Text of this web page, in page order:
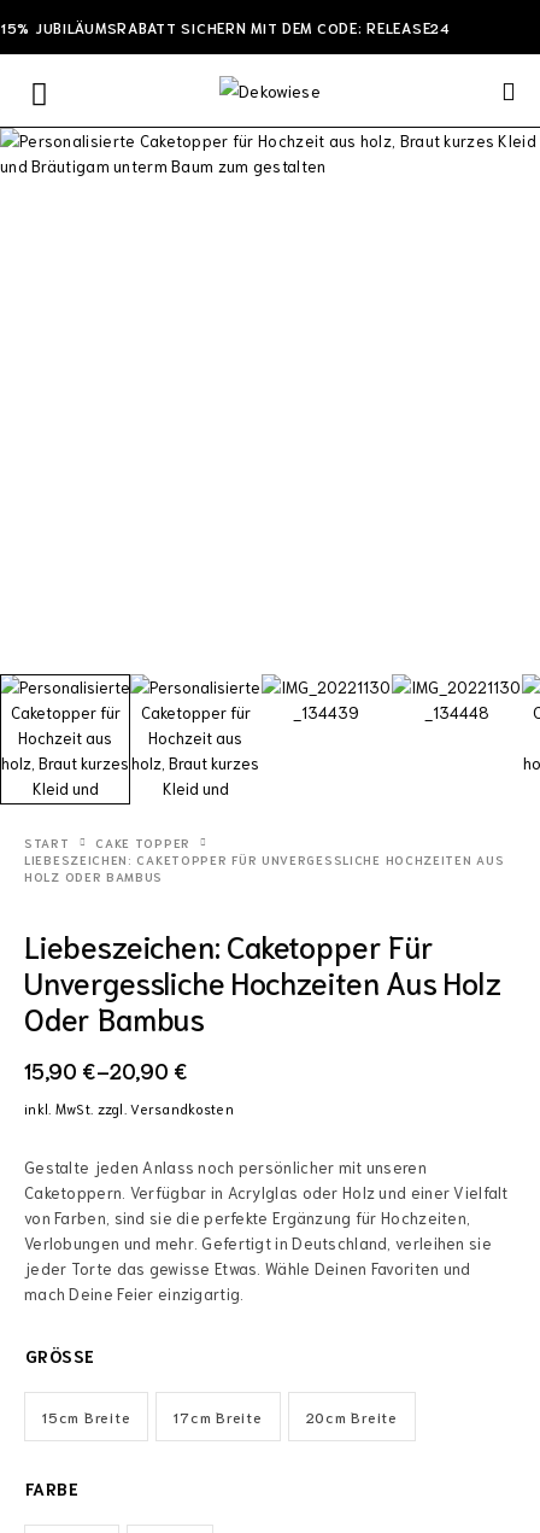
15% JUBILÄUMSRABATT SICHERN MIT DEM CODE: RELEASE24
START
CAKE TOPPER
LIEBESZEICHEN: CAKETOPPER FÜR UNVERGESSLICHE HOCHZEITEN AUS
HOLZ ODER BAMBUS
Liebeszeichen: Caketopper Für
Unvergessliche Hochzeiten Aus Holz
Oder Bambus
15,90 €–20,90 €
Gestalte jeden Anlass noch persönlicher mit unseren
Caketoppern. Verfügbar in Acrylglas oder Holz und einer Vielfalt
von Farben, sind sie die perfekte Ergänzung für Hochzeiten,
Verlobungen und mehr. Gefertigt in Deutschland, verleihen sie
jeder Torte das gewisse Etwas. Wähle Deinen Favoriten und
mach Deine Feier einzigartig.
GRÖSSE
15cm Breite 17cm Breite 20cm Breite
FARBE
inkl. MwSt. zzgl.Versandkosten